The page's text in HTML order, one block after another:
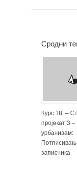
Сродни
Курс 18. –
пројекат 3 –
урбанизам:
записника